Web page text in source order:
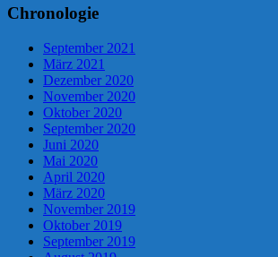
Chronologie
September 2021
März 2021
Dezember 2020
November 2020
Oktober 2020
September 2020
Juni 2020
Mai 2020
April 2020
März 2020
November 2019
Oktober 2019
September 2019